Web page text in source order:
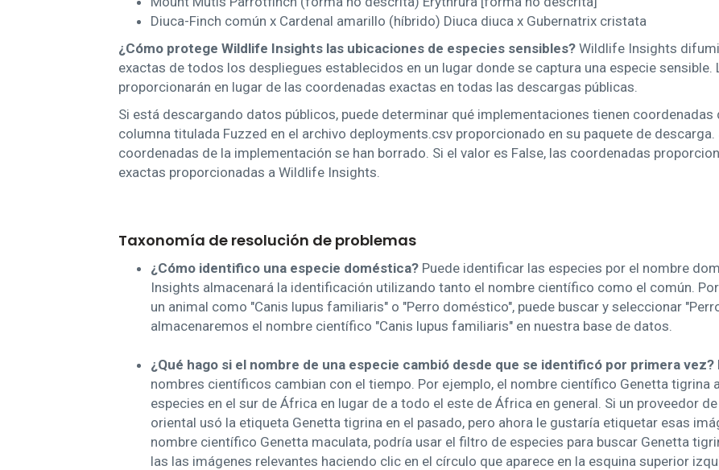
Diuca-Finch común x Cardenal amarillo (híbrido) Diuca diuca x Gubernatrix cristata
¿Cómo protege Wildlife Insights las ubicaciones de especies sensibles? Wildlife Insights
exactas de todos los despliegues establecidos en un lugar donde se captura una especie
proporcionarán en lugar de las coordenadas exactas en todas las descargas públicas.
Si está descargando datos públicos, puede determinar qué implementaciones tienen
columna titulada Fuzzed en el archivo deployments.csv proporcionado en su paquete de descarga.
coordenadas de la implementación se han borrado. Si el valor es False, las coordenadas
exactas proporcionadas a Wildlife Insights.
Taxonomía de resolución de problemas
¿Cómo identifico una especie doméstica? Puede identificar las especies por el nombre
Insights almacenará la identificación utilizando tanto el nombre científico como el común.
un animal como "Canis lupus familiaris" o "Perro doméstico", puede buscar y seleccionar
almacenaremos el nombre científico "Canis lupus familiaris" en nuestra base de datos.
¿Qué hago si el nombre de una especie cambió desde que se identificó por primera vez?
nombres científicos cambian con el tiempo. Por ejemplo, el nombre científico Genetta tigrina
especies en el sur de África en lugar de a todo el este de África en general. Si un proveedor
oriental usó la etiqueta Genetta tigrina en el pasado, pero ahora le gustaría etiquetar esas
nombre científico Genetta maculata, podría usar el filtro de especies para buscar Genetta
las las imágenes relevantes haciendo clic en el círculo que aparece en la esquina superior